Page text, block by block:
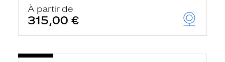
À partir de
315,00 €